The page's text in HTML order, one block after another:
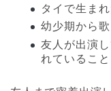
タイで生ま
幼少期から
友人が出演
れていること